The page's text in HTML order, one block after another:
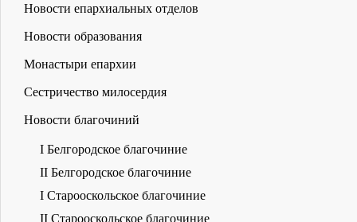
Новости епархиальных отделов
Новости образования
Монастыри епархии
Сестричество милосердия
Новости благочиний
I Белгородское благочиние
II Белгородское благочиние
I Старооскольское благочиние
II Старооскольское благочиние